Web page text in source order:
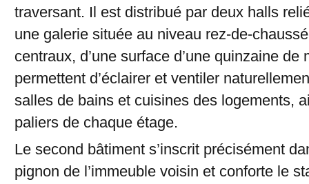
traversant. Il est distribué par deux halls
une galerie située au niveau rez-de-
centraux, d’une surface d’une quinzaine de
permettent d’éclairer et ventiler
salles de bains et cuisines des logements,
paliers de chaque étage.
Le second bâtiment s’inscrit précisément
pignon de l’immeuble voisin et conforte le